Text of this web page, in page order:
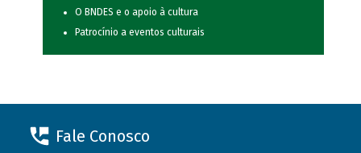
O BNDES e o apoio à cultura
Patrocínio a eventos culturais
Fale Conosco